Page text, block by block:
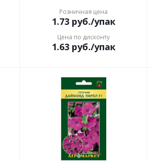
Розничная цена
1.73руб./упак
Цена по дисконту
1.63руб./упак